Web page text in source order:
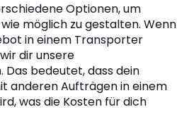
Optionen, um
möglich zu gestalten. Wenn
in einem Transporter
dir unsere
Das bedeutet, dass dein
anderen Aufträgen in einem
was die Kosten für dich